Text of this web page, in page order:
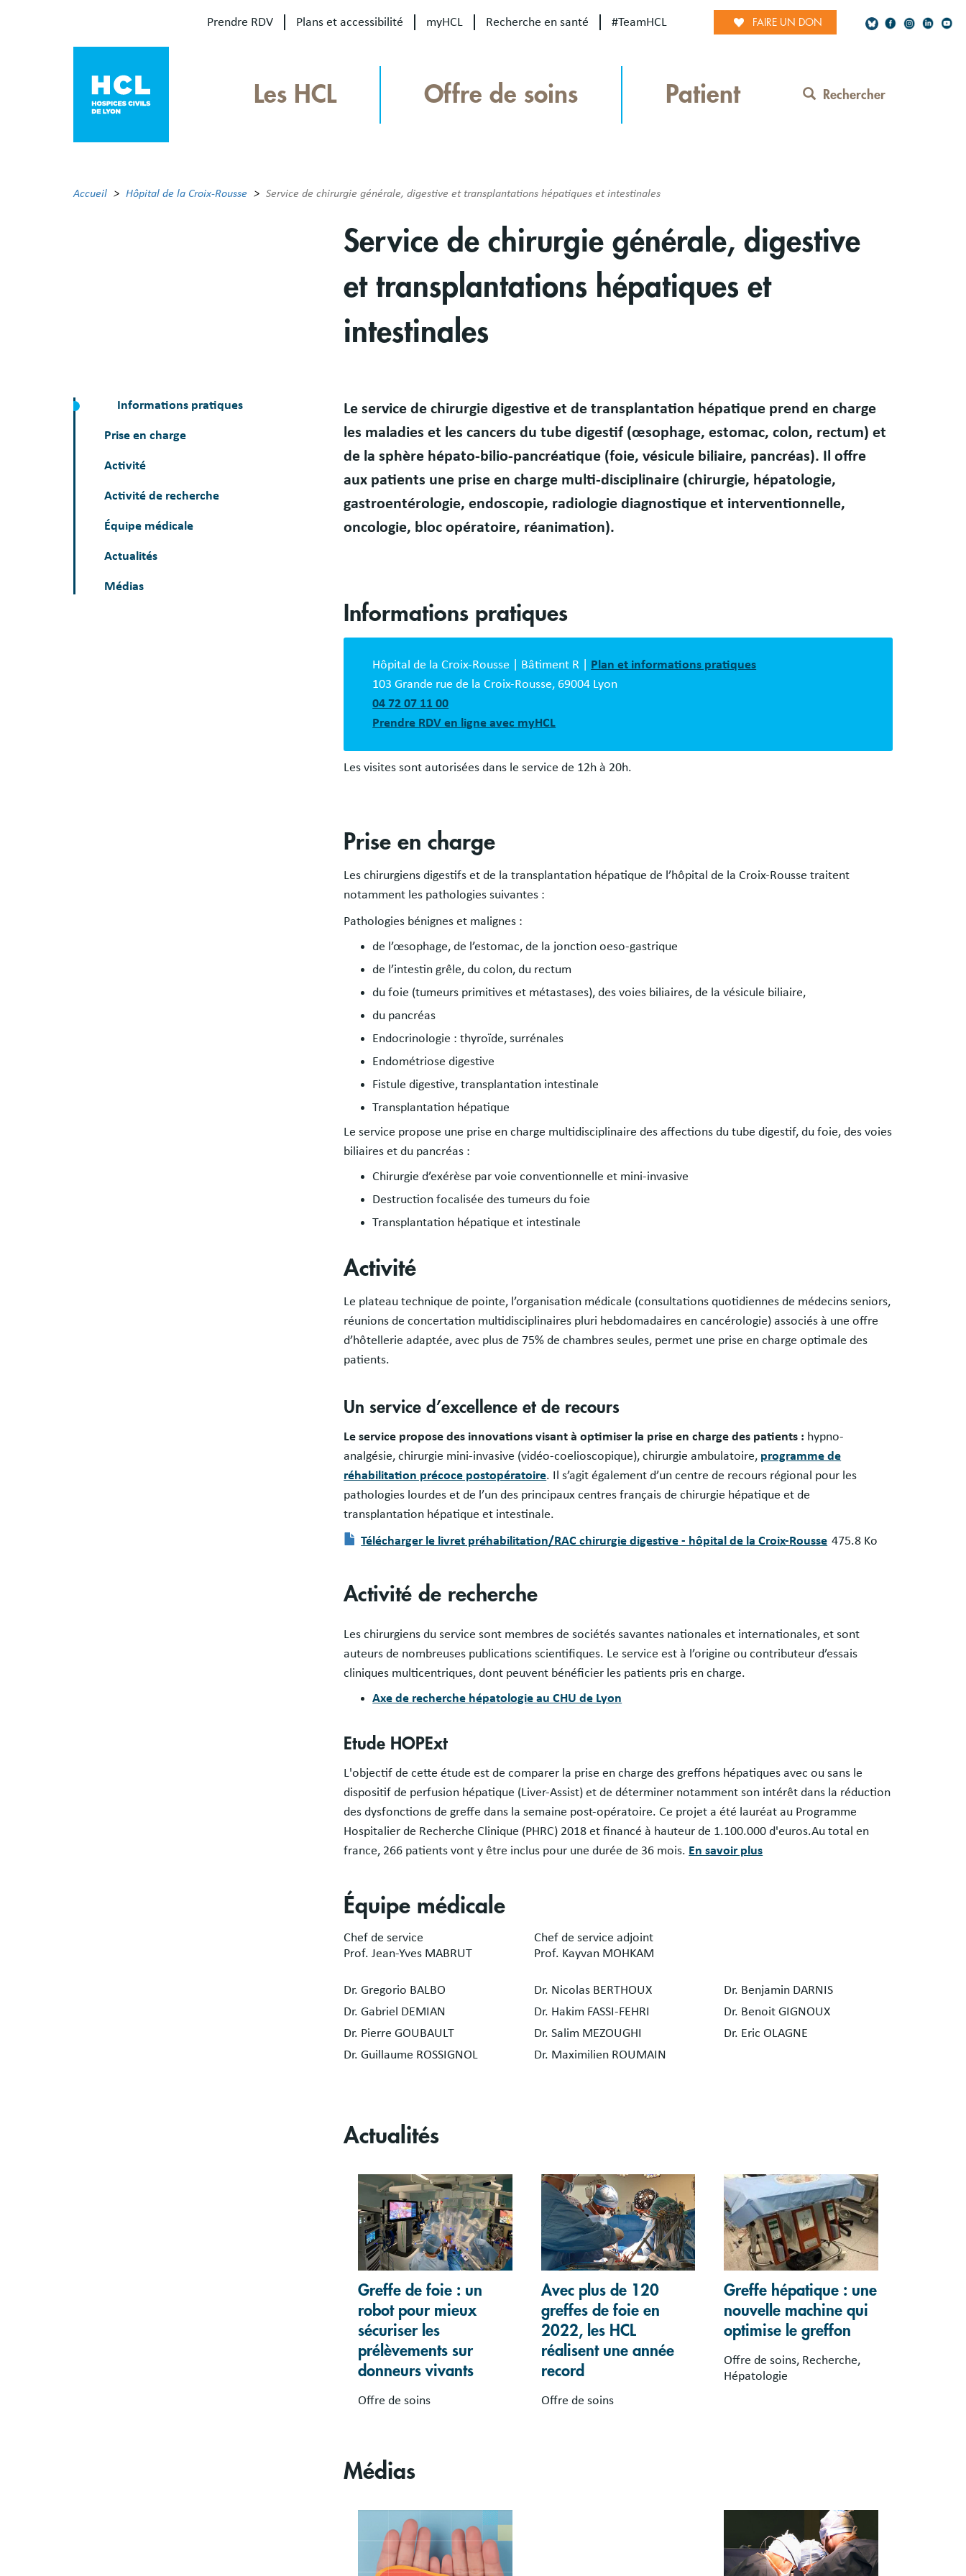
Prendre RDV Plans et accessibilité myHCL Recherche en santé #TeamHCL FAIRE UN DON
Network
Les HCL Offre de soins Patient Rechercher
Accueil Hôpital de la Croix-Rousse Service de chirurgie générale, digestive et transplantations hépatiques et intestinales
Service de chirurgie générale, digestive
et transplantations hépatiques et
intestinales
Informations pratiques
Prise en charge
Activité
Activité de recherche
Équipe médicale
Actualités
Médias
Présentation
Le service de chirurgie digestive et de transplantation hépatique prend en charge
les maladies et les cancers du tube digestif (œsophage, estomac, colon, rectum) et
de la sphère hépato-bilio-pancréatique (foie, vésicule biliaire, pancréas). Il offre
aux patients une prise en charge multi-disciplinaire (chirurgie, hépatologie,
gastroentérologie, endoscopie, radiologie diagnostique et interventionnelle,
oncologie, bloc opératoire, réanimation).
Bloc
description
Informations pratiques
Hôpital de la Croix-Rousse | Bâtiment R | Plan et informations pratiques
103 Grande rue de la Croix-Rousse, 69004 Lyon
04 72 07 11 00
Prendre RDV en ligne avec myHCL
Les visites sont autorisées dans le service de 12h à 20h.
Prise en charge
Les chirurgiens digestifs et de la transplantation hépatique de l’hôpital de la Croix-Rousse traitent
notamment les pathologies suivantes :
Pathologies bénignes et malignes :
de l’œsophage, de l’estomac, de la jonction oeso-gastrique
de l’intestin grêle, du colon, du rectum
du foie (tumeurs primitives et métastases), des voies biliaires, de la vésicule biliaire,
du pancréas
Endocrinologie : thyroïde, surrénales
Endométriose digestive
Fistule digestive, transplantation intestinale
Transplantation hépatique
Le service propose une prise en charge multidisciplinaire des affections du tube digestif, du foie, des voies
biliaires et du pancréas :
Chirurgie d’exérèse par voie conventionnelle et mini-invasive
Destruction focalisée des tumeurs du foie
Transplantation hépatique et intestinale
Activité
Le plateau technique de pointe, l’organisation médicale (consultations quotidiennes de médecins seniors,
réunions de concertation multidisciplinaires pluri hebdomadaires en cancérologie) associés à une offre
d’hôtellerie adaptée, avec plus de 75% de chambres seules, permet une prise en charge optimale des
patients.
Un service d’excellence et de recours
Le service propose des innovations visant à optimiser la prise en charge des patients : hypno-
analgésie, chirurgie mini-invasive (vidéo-coelioscopique), chirurgie ambulatoire, programme de
réhabilitation précoce postopératoire. Il s’agit également d’un centre de recours régional pour les
pathologies lourdes et de l’un des principaux centres français de chirurgie hépatique et de
transplantation hépatique et intestinale.
Télécharger le livret préhabilitation/RAC chirurgie digestive - hôpital de la Croix-Rousse 475.8 Ko
Activité de recherche
Les chirurgiens du service sont membres de sociétés savantes nationales et internationales, et sont
auteurs de nombreuses publications scientifiques. Le service est à l’origine ou contributeur d’essais
cliniques multicentriques, dont peuvent bénéficier les patients pris en charge.
Axe de recherche hépatologie au CHU de Lyon
Etude HOPExt
L'objectif de cette étude est de comparer la prise en charge des greffons hépatiques avec ou sans le
dispositif de perfusion hépatique (Liver-Assist) et de déterminer notamment son intérêt dans la réduction
des dysfonctions de greffe dans la semaine post-opératoire. Ce projet a été lauréat au Programme
Hospitalier de Recherche Clinique (PHRC) 2018 et financé à hauteur de 1.100.000 d'euros.Au total en
france, 266 patients vont y être inclus pour une durée de 36 mois. En savoir plus
Équipe médicale
Chef de service
Prof. Jean-Yves MABRUT
Chef de service adjoint
Prof. Kayvan MOHKAM
Dr. Gregorio BALBO Dr. Nicolas BERTHOUX
Dr. Benjamin DARNIS
Dr. Gabriel DEMIAN
Dr. Hakim FASSI-FEHRI
Dr. Benoit GIGNOUX
Dr. Pierre GOUBAULT
Dr. Salim MEZOUGHI
Dr. Eric OLAGNE
Dr. Guillaume ROSSIGNOL
Dr. Maximilien ROUMAIN
Actualités
Greffe de foie : un
robot pour mieux
sécuriser les
prélèvements sur
donneurs vivants
Offre de soins
Avec plus de 120
greffes de foie en
2022, les HCL
réalisent une année
record
Offre de soins
Greffe hépatique : une
nouvelle machine qui
optimise le greffon
Offre de soins, Recherche,
Hépatologie
Médias